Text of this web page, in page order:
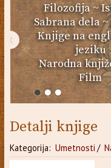
Filozofija~
Sabrana dela~
Knjige na
jeziku
Narodna
Film
‹
Detalji knjige
Kategorija: Umetnosti /